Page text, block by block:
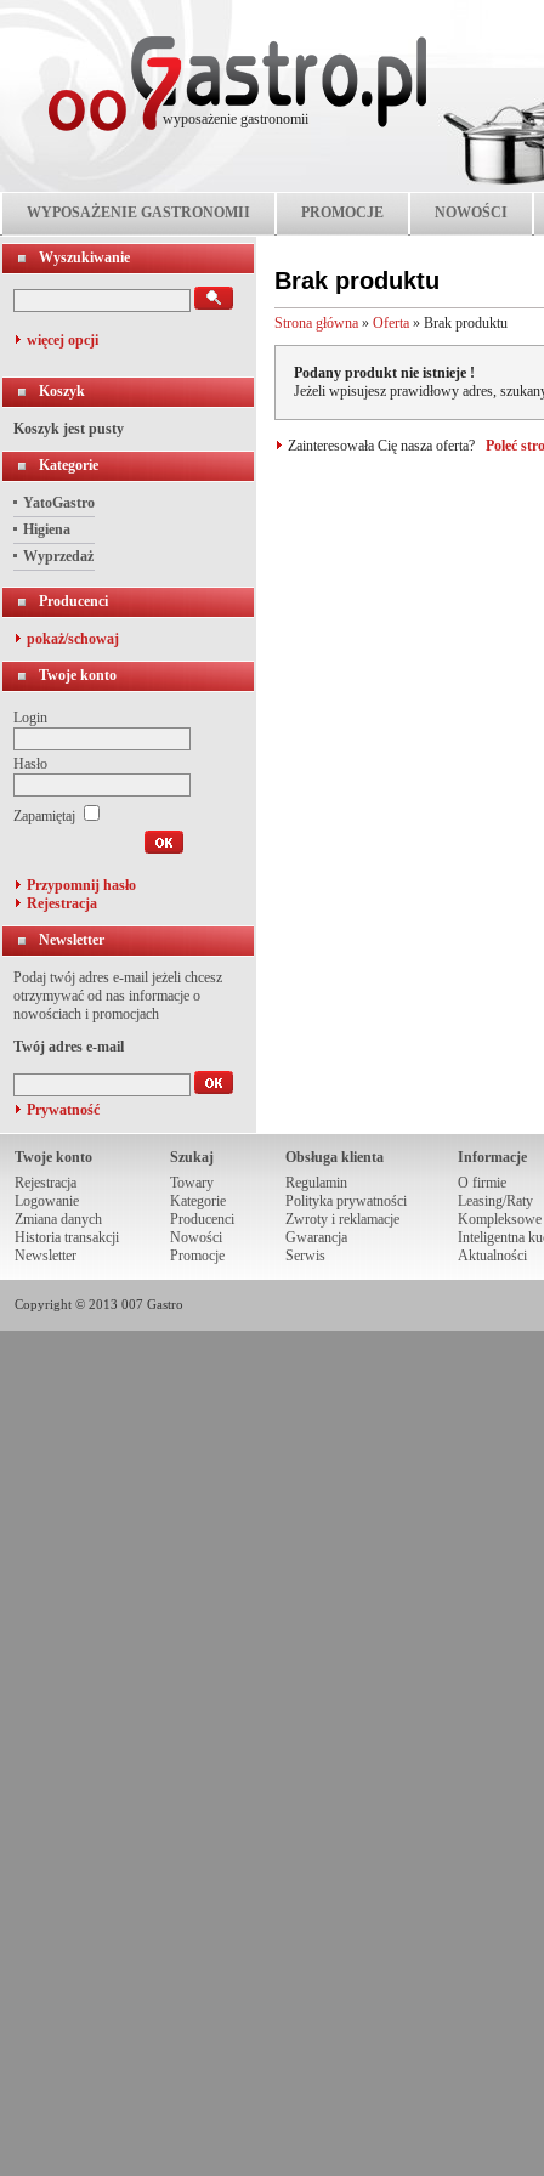
wyposażenie gastronomii
WYPOSAŻENIE GASTRONOMII PROMOCJE NOWOŚCI
Wyszukiwanie
więcej opcji
Koszyk
Koszyk jest pusty
Kategorie
YatoGastro
Higiena
Wyprzedaż
Producenci
pokaż/schowaj
Twoje konto
Login
Hasło
Zapamiętaj
Przypomnij hasło
Rejestracja
Newsletter
Podaj twój adres e-mail jeżeli chcesz
otrzymywać od nas informacje o
nowościach i promocjach
Twój adres e-mail
Prywatność
Brak produktu
Strona główna » Oferta » Brak produktu
Podany produkt nie istnieje !
Jeżeli wpisujesz prawidłowy adres,
Zainteresowała Cię nasza oferta? Poleć
Twoje konto
Rejestracja
Logowanie
Zmiana danych
Historia transakcji
Newsletter
Szukaj
Towary
Kategorie
Producenci
Nowości
Promocje
Obsługa klienta
Regulamin
Polityka prywatności
Zwroty i reklamacje
Gwarancja
Serwis
Informacje
O firmie
Leasing/Raty
Kompleksowe
Inteligentna
Aktualności
Copyright © 2013 007 Gastro